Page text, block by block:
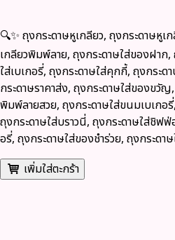
🔍✨ ถุงกระดาษหูเกลียว, ถุงกระดาษหูเ
เกลียวพิมพ์ลาย, ถุงกระดาษใส่ของฝาก
ใส่เบเกอรี่, ถุงกระดาษใส่คุกกี้, ถุงกระ
กระดาษราคาส่ง, ถุงกระดาษใส่ของขวั
พิมพ์ลายสวย, ถุงกระดาษใส่ขนมเบเกอ
ถุงกระดาษใส่บราวนี่, ถุงกระดาษใส่ชิฟ
อรี่, ถุงกระดาษใส่ของชำร่วย, ถุงกระดา
เพิ่มใส่ตะกร้า